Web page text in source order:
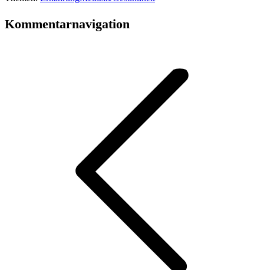
Kommentarnavigation